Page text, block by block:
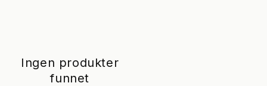
Ingen produkter
funnet